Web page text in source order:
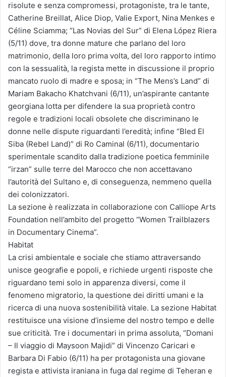
risolute e senza compromessi, protagoniste, tra le tante,
Catherine Breillat, Alice Diop, Valie Export, Nina Menkes e
Céline Sciamma; “Las Novias del Sur” di Elena López Riera
(5/11) dove, tra donne mature che parlano del loro
matrimonio, della loro prima volta, del loro rapporto intimo
con la sessualità, la regista mette in discussione il proprio
mancato ruolo di madre e sposa; in “The Mens’s Land” di
Mariam Bakacho Khatchvani (6/11), un’aspirante cantante
georgiana lotta per difendere la sua proprietà contro
regole e tradizioni locali obsolete che discriminano le
donne nelle dispute riguardanti l’eredità; infine “Bled El
Siba (Rebel Land)” di Ro Caminal (6/11), documentario
sperimentale scandito dalla tradizione poetica femminile
“irzan” sulle terre del Marocco che non accettavano
l’autorità del Sultano e, di conseguenza, nemmeno quella
dei colonizzatori.
La sezione è realizzata in collaborazione con Calliope Arts
Foundation nell’ambito del progetto “Women Trailblazers
in Documentary Cinema”.
Habitat
La crisi ambientale e sociale che stiamo attraversando
unisce geografie e popoli, e richiede urgenti risposte che
riguardano temi solo in apparenza diversi, come il
fenomeno migratorio, la questione dei diritti umani e la
ricerca di una nuova sostenibilità vitale. La sezione Habitat
restituisce una visione d’insieme del nostro tempo e delle
sue criticità. Tre i documentari in prima assoluta, “Domani
– Il viaggio di Maysoon Majidi” di Vincenzo Caricari e
Barbara Di Fabio (6/11) ha per protagonista una giovane
regista e attivista iraniana in fuga dal regime di Teheran e